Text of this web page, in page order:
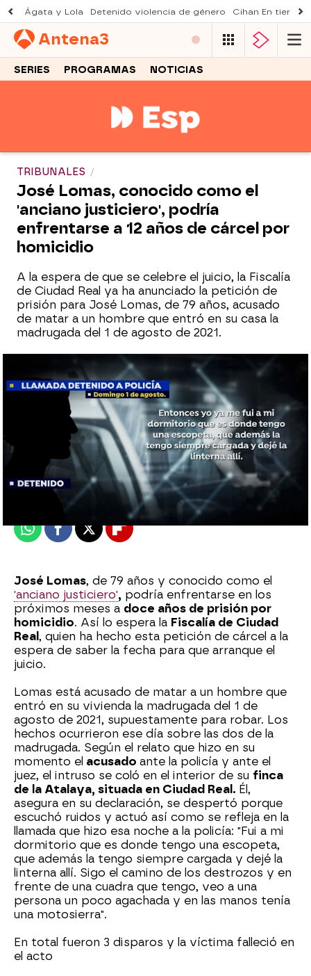
Ágata y Lola Detenido violencia de género Cihan En tierra
Antena3
SERIES PROGRAMAS NOTICIAS
TRIBUNALES
José Lomas, conocido como el
'anciano justiciero', podría
enfrentarse a 12 años de cárcel por
homicidio
A la espera de que se celebre el juicio, la Fiscalía
de Ciudad Real ya ha anunciado la petición de
prisión para José Lomas, de 79 años, acusado
de matar a un hombre que entró en su casa la
madrugada del 1 de agosto de 2021.
Ester Alonso
Publicado: 16 de mayo de 2023, 14:22
WhatsappFacebook
X Flipboard
José Lomas, de 79 años y conocido como el
'anciano justiciero', podría enfrentarse en los
próximos meses a doce años de prisión por
homicidio. Así lo espera la Fiscalía de Ciudad
Real , quien ha hecho esta petición de cárcel a la
espera de saber la fecha para que arranque el
juicio.
Lomas está acusado de matar a un hombre que
entró en su vivienda la madrugada del 1 de
agosto de 2021, supuestamente para robar. Los
hechos ocurrieron ese día sobre las dos de la
madrugada. Según el relato que hizo en su
momento el acusado ante la policía y ante el
juez, el intruso se coló en el interior de su finca
de la Atalaya, situada en Ciudad Real. Él,
asegura en su declaración, se despertó porque
escuchó ruidos y actuó así como se refleja en la
llamada que hizo esa noche a la policía: "Fui a mi
dormitorio que es donde tengo una escopeta,
que además la tengo siempre cargada y dejé la
linterna allí. Sigo el camino de los destrozos y en
frente de una cuadra que tengo, veo a una
persona un poco agachada y en las manos tenía
una motosierra".
En total fueron 3 disparos y la víctima falleció en
el acto